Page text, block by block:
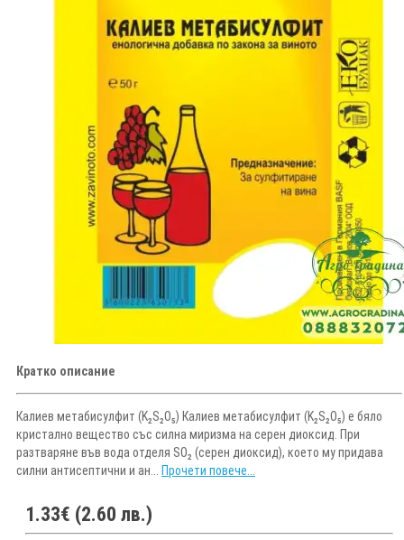
Кратко описание
Калиев метабисулфит (K₂S₂O₅) Калиев метабисулфит (K₂S₂O₅) е бяло
кристално вещество със силна миризма на серен диоксид. При
разтваряне във вода отделя SO₂ (серен диоксид), което му придава
силни антисептични и ан... Прочети повече...
1.33€ (2.60 лв.)